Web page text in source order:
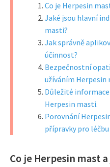
Co je Herpesin
Jaké jsou hlavní
masti?
Jak správně
účinnost?
Bezpečnostní
užíváním Herpesin
Důležité
Herpesin masti.
Porovnání
přípravky pro léčbu
Co je Herpesin mast